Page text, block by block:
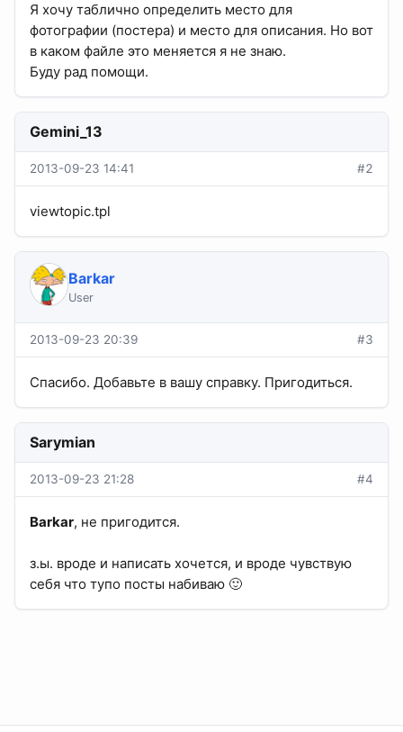
Я хочу таблично определить место для
фотографии (постера) и место для описания. Но вот
в каком файле это меняется я не знаю.
Буду рад помощи.
Gemini_13
2013-09-23 14:41 #2
viewtopic.tpl
Barkar
User
2013-09-23 20:39 #3
Спасибо. Добавьте в вашу справку. Пригодиться.
Sarymian
2013-09-23 21:28 #4
Barkar, не пригодится.
з.ы. вроде и написать хочется, и вроде чувствую
себя что тупо посты набиваю 🙂